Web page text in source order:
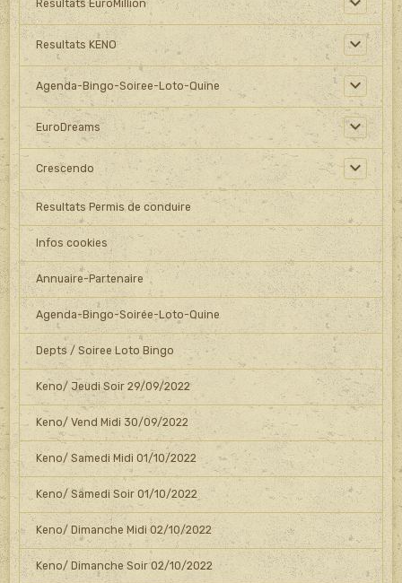
Resultats EuroMillion
Resultats KENO
Agenda-Bingo-Soiree-Loto-Quine
EuroDreams
Crescendo
Resultats Permis de conduire
Infos cookies
Annuaire-Partenaire
Agenda-Bingo-Soirée-Loto-Quine
Depts / Soiree Loto Bingo
Keno/ Jeudi Soir 29/09/2022
Keno/ Vend Midi 30/09/2022
Keno/ Samedi Midi 01/10/2022
Keno/ Samedi Soir 01/10/2022
Keno/ Dimanche Midi 02/10/2022
Keno/ Dimanche Soir 02/10/2022